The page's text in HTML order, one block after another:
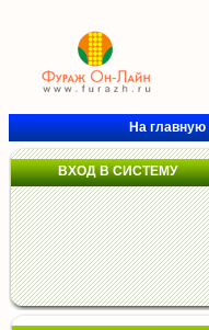
На главную
ВХОД В СИСТЕМУ